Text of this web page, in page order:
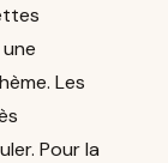
Les
Pour la